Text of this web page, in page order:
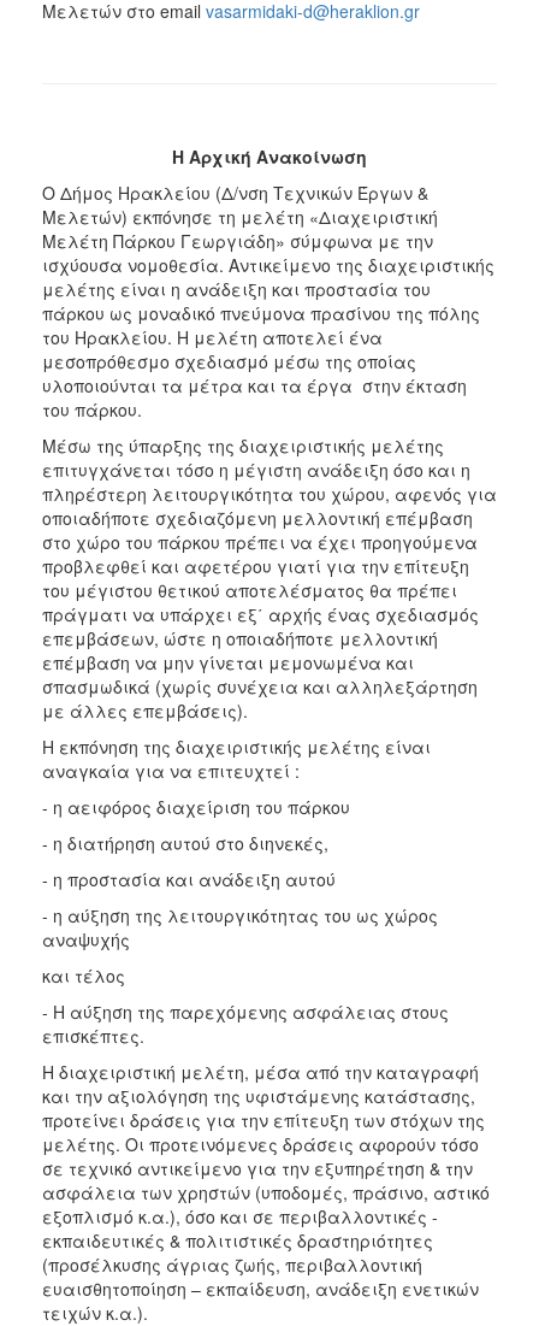
Μελετών στο email vasarmidaki-d@heraklion.gr
Η Αρχική Ανακοίνωση
Ο Δήμος Ηρακλείου (Δ/νση Τεχνικών Έργων &
Μελετών) εκπόνησε τη μελέτη «Διαχειριστική
Μελέτη Πάρκου Γεωργιάδη» σύμφωνα με την
ισχύουσα νομοθεσία. Αντικείμενο της διαχειριστικής
μελέτης είναι η ανάδειξη και προστασία του
πάρκου ως μοναδικό πνεύμονα πρασίνου της πόλης
του Ηρακλείου. Η μελέτη αποτελεί ένα
μεσοπρόθεσμο σχεδιασμό μέσω της οποίας
υλοποιούνται τα μέτρα και τα έργα στην έκταση
του πάρκου.
Μέσω της ύπαρξης της διαχειριστικής μελέτης
επιτυγχάνεται τόσο η μέγιστη ανάδειξη όσο και η
πληρέστερη λειτουργικότητα του χώρου, αφενός για
οποιαδήποτε σχεδιαζόμενη μελλοντική επέμβαση
στο χώρο του πάρκου πρέπει να έχει προηγούμενα
προβλεφθεί και αφετέρου γιατί για την επίτευξη
του μέγιστου θετικού αποτελέσματος θα πρέπει
πράγματι να υπάρχει εξ΄ αρχής ένας σχεδιασμός
επεμβάσεων, ώστε η οποιαδήποτε μελλοντική
επέμβαση να μην γίνεται μεμονωμένα και
σπασμωδικά (χωρίς συνέχεια και αλληλεξάρτηση
με άλλες επεμβάσεις).
Η εκπόνηση της διαχειριστικής μελέτης είναι
αναγκαία για να επιτευχτεί :
- η αειφόρος διαχείριση του πάρκου
- η διατήρηση αυτού στο διηνεκές,
- η προστασία και ανάδειξη αυτού
- η αύξηση της λειτουργικότητας του ως χώρος
αναψυχής
και τέλος
- Η αύξηση της παρεχόμενης ασφάλειας στους
επισκέπτες.
Η διαχειριστική μελέτη, μέσα από την καταγραφή
και την αξιολόγηση της υφιστάμενης κατάστασης,
προτείνει δράσεις για την επίτευξη των στόχων της
μελέτης. Οι προτεινόμενες δράσεις αφορούν τόσο
σε τεχνικό αντικείμενο για την εξυπηρέτηση & την
ασφάλεια των χρηστών (υποδομές, πράσινο, αστικό
εξοπλισμό κ.α.), όσο και σε περιβαλλοντικές -
εκπαιδευτικές & πολιτιστικές δραστηριότητες
(προσέλκυσης άγριας ζωής, περιβαλλοντική
ευαισθητοποίηση – εκπαίδευση, ανάδειξη ενετικών
τειχών κ.α.).